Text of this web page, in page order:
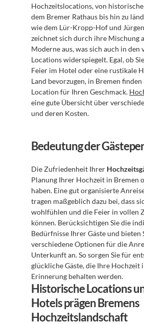
Hochzeitslocations, von
dem Bremer Rathaus bis hin zu
wie dem Lür-Kropp-Hof und
zeichnet sich durch ihre Mischung
Moderne aus, was sich auch in den
Locations widerspiegelt. Egal, ob
Feier im Hotel oder eine rustikale
Land bevorzugen, in Bremen finden
Location für Ihren Geschmack.
eine gute Übersicht über
und deren Kosten.
Bedeutung der
Die Zufriedenheit Ihrer
Planung Ihrer Hochzeit in Bremen
haben. Eine gut organisierte
tragen maßgeblich dazu bei, dass
wohlfühlen und die Feier in vollen
können. Berücksichtigen Sie die
Bedürfnisse Ihrer Gäste und bieten
verschiedene Optionen für die
Unterkunft an. So sorgen Sie für
glückliche Gäste, die Ihre Hochzeit
Erinnerung behalten werden.
Historische Locations
Hotels prägen Bremens
Hochzeitslandschaft